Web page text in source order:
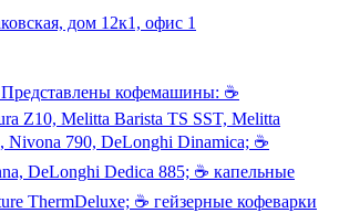
дом 12к1, офис 1
кофемашины: ☕️
Z10, Melitta Barista TS SST, Melitta
Nivona 790, DeLonghi Dinamica; ☕️
DeLonghi Dedica 885; ☕️ капельные
ThermDeluxe; ☕️ гейзерные кофеварки